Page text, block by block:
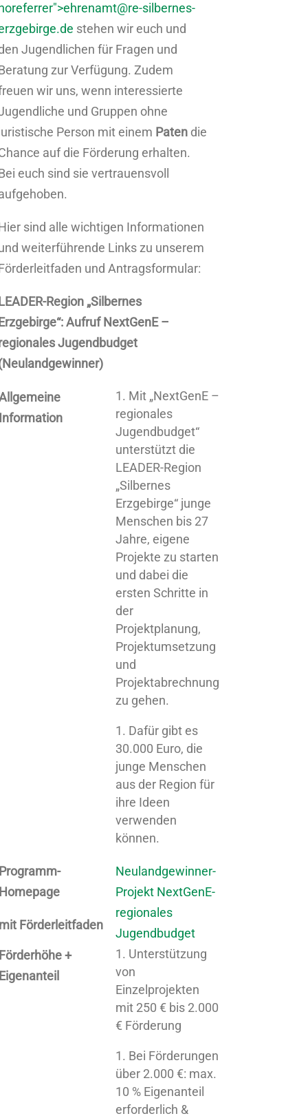
ehrenamt@re-silbernes-
stehen wir euch und
Jugendlichen für Fragen und
zur Verfügung. Zudem
wir uns, wenn interessierte
und Gruppen ohne
Person mit einem Patendie
auf die Förderung erhalten.
euch sind sie vertrauensvoll
sind alle wichtigen Informationen
weiterführende Links zu unserem
und Antragsformular:
Region „Silbernes
Aufruf NextGenE –
Jugendbudget
Mit „NextGenE –
regionales
Jugendbudget“
unterstützt die
LEADER-Region
„Silbernes
Erzgebirge“ junge
Menschen bis 27
Jahre, eigene
Projekte zu starten
und dabei die
ersten Schritte in
der
Projektplanung,
Projektumsetzung
und
Projektabrechnung
zu gehen.
Dafür gibt es
30.000 Euro, die
junge Menschen
aus der Region für
ihre Ideen
verwenden
können.
Förderleitfaden
Neulandgewinner-
Projekt NextGenE-
regionales
Jugendbudget
+
Unterstützung
von
Einzelprojekten
mit 250 € bis 2.000
€ Förderung
Bei Förderungen
über 2.000 €: max.
10 % Eigenanteil
erforderlich &